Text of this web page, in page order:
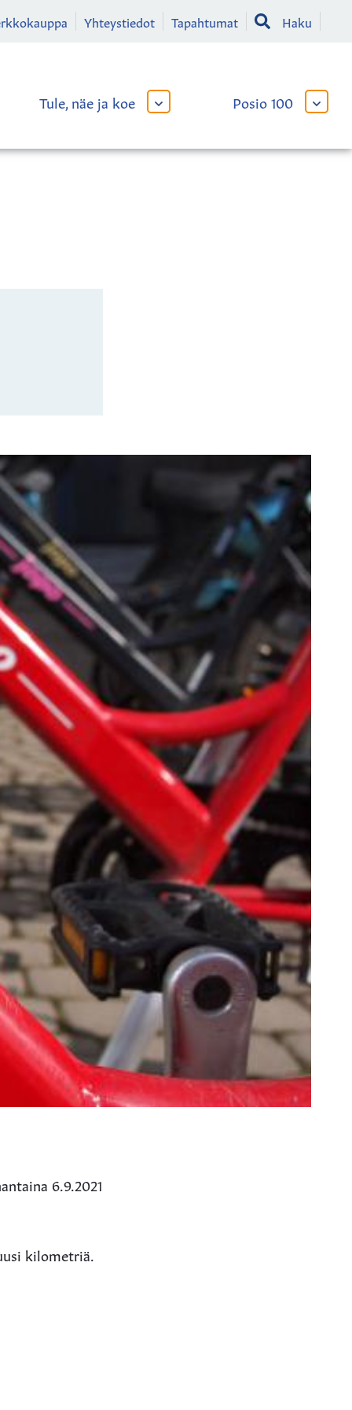
Yhteystiedot Tapahtumat Haku
Tule, näe ja koe
AVAA
ALAVALIKKO
Posio 100
AVAA
6.9.2021
kilometriä.